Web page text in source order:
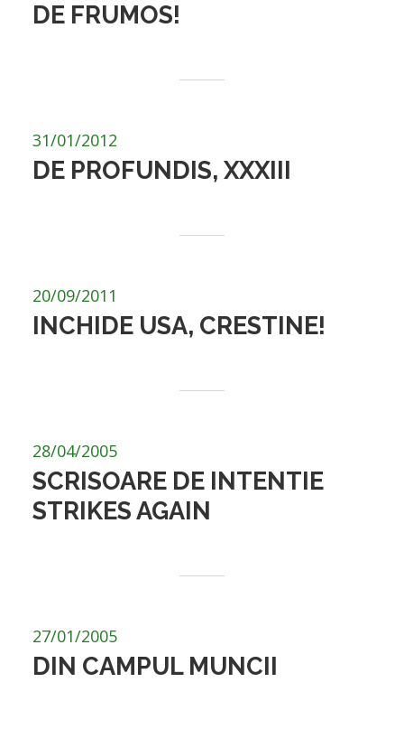
DE FRUMOS!
31/01/2012
DE PROFUNDIS, XXXIII
20/09/2011
INCHIDE USA, CRESTINE!
28/04/2005
SCRISOARE DE INTENTIE
STRIKES AGAIN
27/01/2005
DIN CAMPUL MUNCII